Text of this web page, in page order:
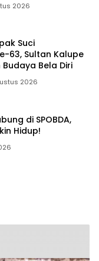
2026
Suci
63, Sultan Kalupe
Bela Diri
2026
di SPOBDA,
Hidup!